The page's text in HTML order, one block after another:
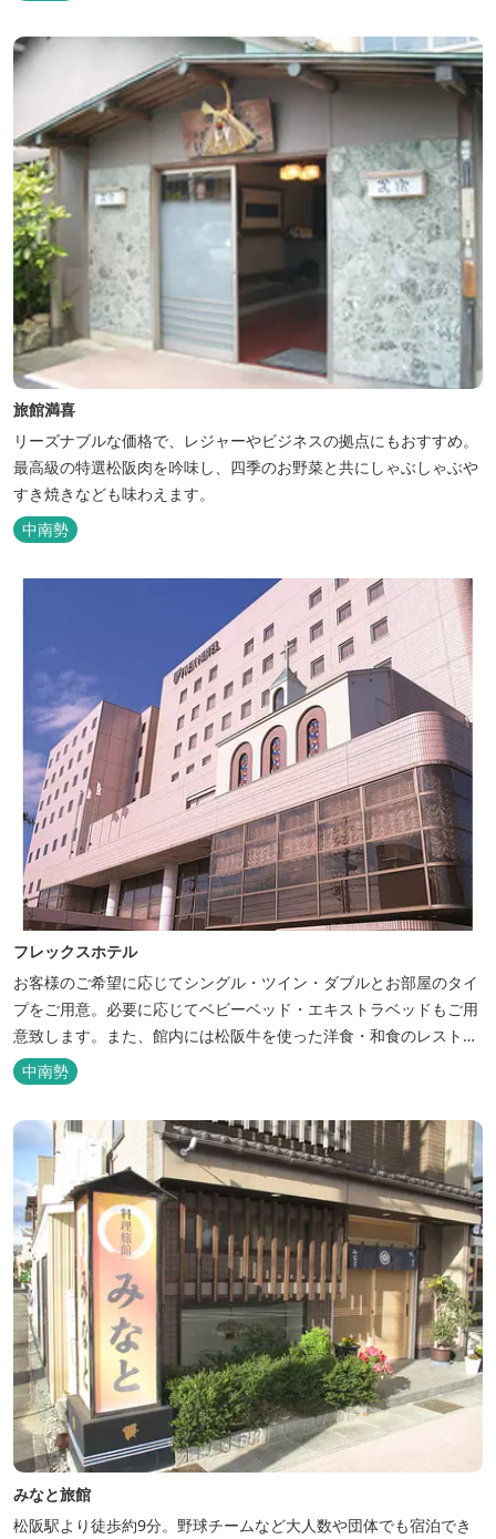
旅館満喜
リーズナブルな価格で、レジャーやビジネスの拠点にもおすすめ。
最高級の特選松阪肉を吟味し、四季のお野菜と共にしゃぶしゃぶや
すき焼きなども味わえます。
中南勢
フレックスホテル
お客様のご希望に応じてシングル・ツイン・ダブルとお部屋のタイ
プをご用意。必要に応じてベビーベッド・エキストラベッドもご用
意致します。また、館内には松阪牛を使った洋食・和食のレストラ
ンと喫茶があります。伊勢神宮参拝や、伊勢志摩、東紀州への観光
の拠点にご利用ください。
中南勢
みなと旅館
松阪駅より徒歩約9分。野球チームなど大人数や団体でも宿泊でき